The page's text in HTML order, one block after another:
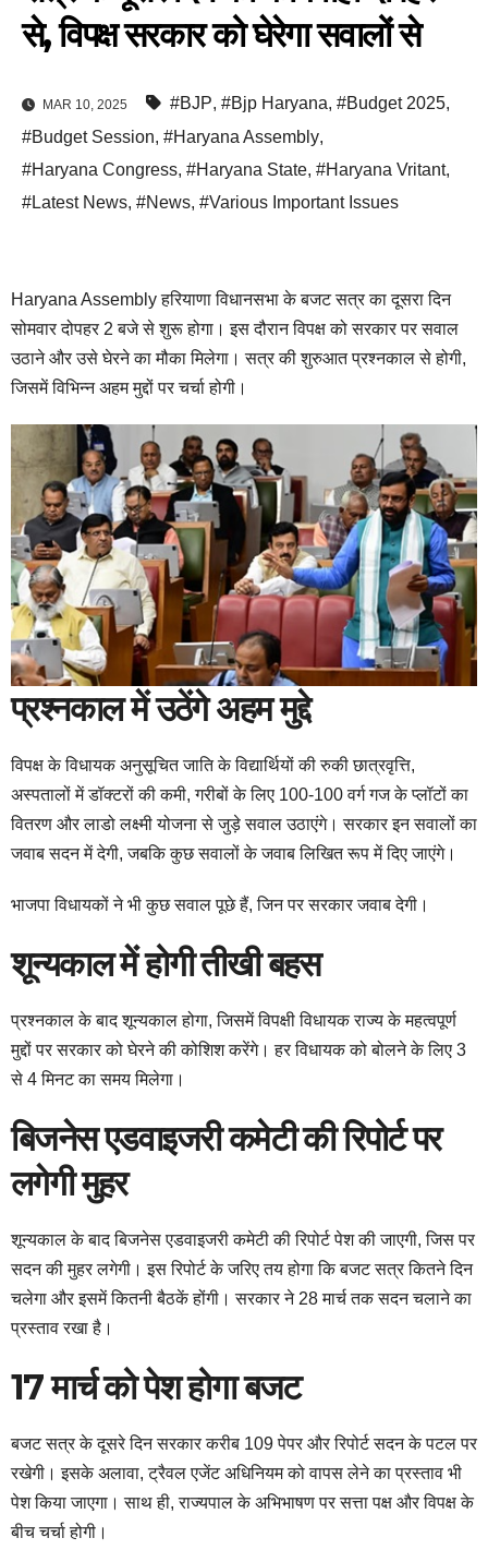
से, विपक्ष सरकार को घेरेगा सवालों से
MAR 10, 2025 #BJP, #Bjp Haryana, #Budget 2025,
#Budget Session, #Haryana Assembly,
#Haryana Congress, #Haryana State, #Haryana Vritant,
#Latest News, #News, #Various Important Issues
Haryana Assembly हरियाणा विधानसभा के बजट सत्र का दूसरा दिन
सोमवार दोपहर 2 बजे से शुरू होगा। इस दौरान विपक्ष को सरकार पर सवाल
उठाने और उसे घेरने का मौका मिलेगा। सत्र की शुरुआत प्रश्नकाल से होगी,
जिसमें विभिन्न अहम मुद्दों पर चर्चा होगी।
प्रश्नकाल में उठेंगे अहम मुद्दे
विपक्ष के विधायक अनुसूचित जाति के विद्यार्थियों की रुकी छात्रवृत्ति,
अस्पतालों में डॉक्टरों की कमी, गरीबों के लिए 100-100 वर्ग गज के प्लॉटों का
वितरण और लाडो लक्ष्मी योजना से जुड़े सवाल उठाएंगे। सरकार इन सवालों का
जवाब सदन में देगी, जबकि कुछ सवालों के जवाब लिखित रूप में दिए जाएंगे।
भाजपा विधायकों ने भी कुछ सवाल पूछे हैं, जिन पर सरकार जवाब देगी।
शून्यकाल में होगी तीखी बहस
प्रश्नकाल के बाद शून्यकाल होगा, जिसमें विपक्षी विधायक राज्य के महत्वपूर्ण
मुद्दों पर सरकार को घेरने की कोशिश करेंगे। हर विधायक को बोलने के लिए 3
से 4 मिनट का समय मिलेगा।
बिजनेस एडवाइजरी कमेटी की रिपोर्ट पर
लगेगी मुहर
शून्यकाल के बाद बिजनेस एडवाइजरी कमेटी की रिपोर्ट पेश की जाएगी, जिस पर
सदन की मुहर लगेगी। इस रिपोर्ट के जरिए तय होगा कि बजट सत्र कितने दिन
चलेगा और इसमें कितनी बैठकें होंगी। सरकार ने 28 मार्च तक सदन चलाने का
प्रस्ताव रखा है।
17 मार्च को पेश होगा बजट
बजट सत्र के दूसरे दिन सरकार करीब 109 पेपर और रिपोर्ट सदन के पटल पर
रखेगी। इसके अलावा, ट्रैवल एजेंट अधिनियम को वापस लेने का प्रस्ताव भी
पेश किया जाएगा। साथ ही, राज्यपाल के अभिभाषण पर सत्ता पक्ष और विपक्ष के
बीच चर्चा होगी।